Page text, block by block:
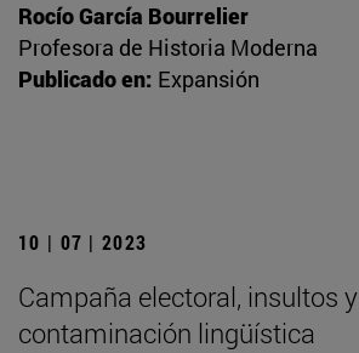
Rocío García Bourrelier
Profesora de Historia Moderna
Publicado en: Expansión
10 | 07 | 2023
Campaña electoral, insultos y
contaminación lingüística